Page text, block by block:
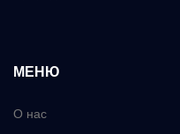
МЕНЮ
О нас